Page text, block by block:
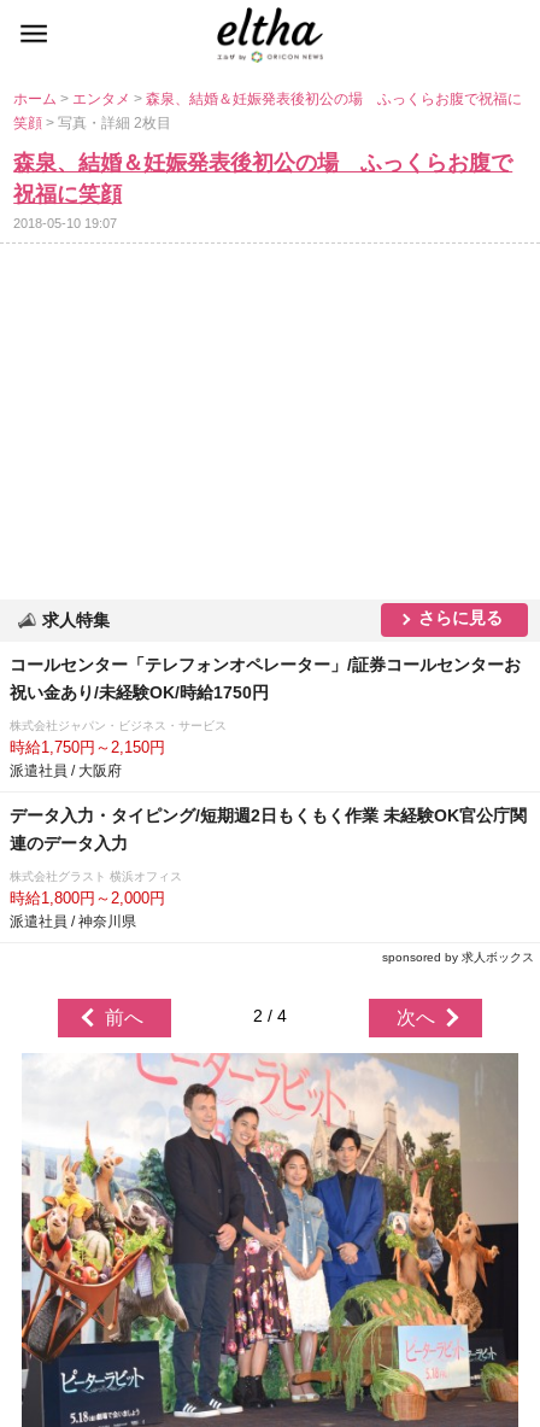
ホーム> エンタメ>森泉、結婚＆妊娠発表後初公の場 ふっくらお腹で祝福に
笑顔> 写真・詳細 2枚目
森泉、結婚＆妊娠発表後初公の場 ふっくらお腹で
祝福に笑顔
2018-05-10 19:07
求人特集 さらに見る
コールセンター「テレフォンオペレーター」/証券コールセンターお
祝い金あり/未経験OK/時給1750円
株式会社ジャパン・ビジネス・サービス
時給1,750円～2,150円
派遣社員 / 大阪府
データ入力・タイピング/短期週2日もくもく作業 未経験OK官公庁関
連のデータ入力
株式会社グラスト 横浜オフィス
時給1,800円～2,000円
派遣社員 / 神奈川県
sponsored by 求人ボックス
前へ 2 / 4 次へ